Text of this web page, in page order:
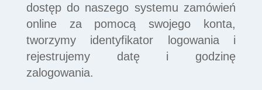
dostęp do naszego systemu zamówień
online za pomocą swojego konta,
tworzymy identyfikator logowania i
rejestrujemy datę i godzinę
zalogowania.